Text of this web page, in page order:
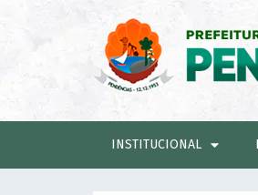
INSTITUCIONAL